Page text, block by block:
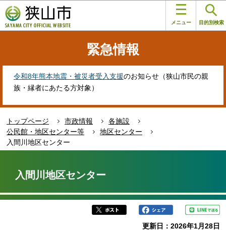
の
ペ
す
メニュー 目的別検索
緊急情報
令和8年熊本地震・被災者受入支援のお知らせ（狭山市民の親
族・縁者にあたる方対象）
トップページ 市政情報
各施設
公民館・地区センター等
地区センター
入間川地区センター
か
入間川地区センター
更新日：2026年1月28日